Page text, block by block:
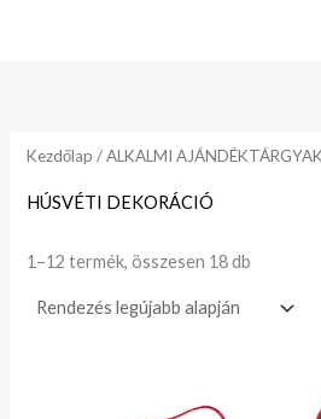
Kezdőlap /ALKALMI AJÁNDÉKTÁRGYAK
HÚSVÉTI DEKORÁCIÓ
1–12 termék, összesen 18 db